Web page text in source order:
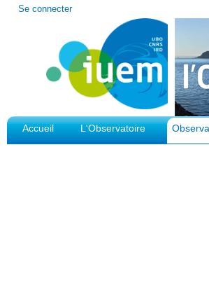
Outils
Se connecter
Accueil L'Observatoire